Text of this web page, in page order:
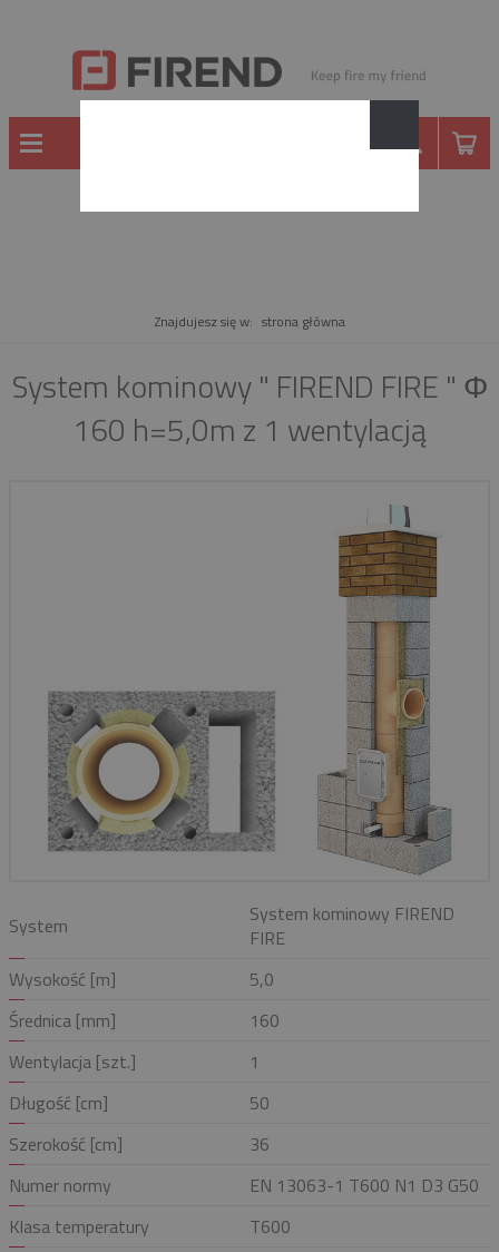
Znajdujesz się w: strona główna
System kominowy " FIREND FIRE " Φ
160 h=5,0m z 1 wentylacją
System
System kominowy FIREND
FIRE
Wysokość [m]
5,0
Średnica [mm]
160
Wentylacja [szt.]
1
Długość [cm]
50
Szerokość [cm]
36
Numer normy
EN 13063-1 T600 N1 D3 G50
Klasa temperatury
T600